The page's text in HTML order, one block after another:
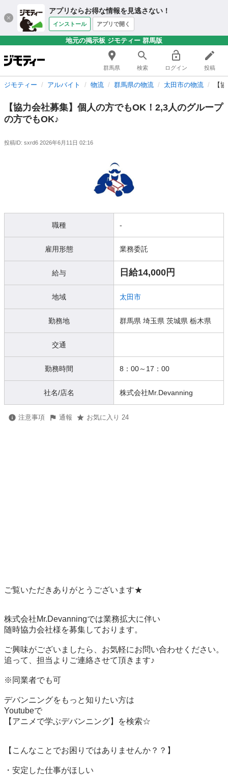
アプリならお得な情報を見逃さない！
インストール アプリで開く
地元の掲示板 ジモティー 群馬版
群馬県 検索 ログイン 投稿
ジモティー アルバイト 物流 群馬県の物流 太田市の物流 【
【協力会社募集】個人の方でもOK！2,3人のグループ
の方でもOK♪
投稿ID: sxrd6 2026年6月11日 02:16
職種 -
雇用形態 業務委託
給与 日給14,000円
地域 太田市
勤務地 群馬県 埼玉県 茨城県 栃木県
交通
勤務時間 8：00～17：00
社名/店名 株式会社Mr.Devanning
注意事項 通報 お気に入り 24
ご覧いただきありがとうございます★
株式会社Mr.Devanningでは業務拡大に伴い
随時協力会社様を募集しております。
ご興味がございましたら、お気軽にお問い合わせください。
追って、担当よりご連絡させて頂きます♪
※同業者でも可
デバンニングをもっと知りたい方は
Youtubeで
【アニメで学ぶデバンニング】を検索☆
【こんなことでお困りではありませんか？？】
・安定した仕事がほしい